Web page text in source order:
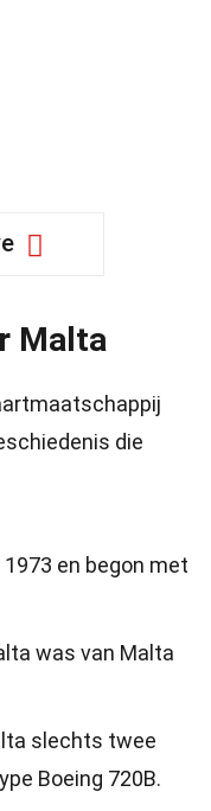
Malta
die
en begon met
was van Malta
slechts twee
Boeing 720B.